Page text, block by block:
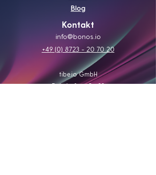
Blog
Kontakt
info@bonos.io
+49 (0) 8723 - 20 70 20
tibe.io GmbH
Bahnhofstraße 29